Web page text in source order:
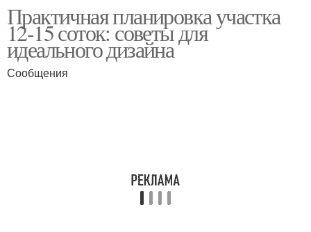
Практичная планировка участка
12-15 соток: советы для
идеального дизайна
Сообщения